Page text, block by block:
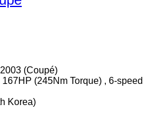
(Coupé)
(245Nm Torque) , 6-speed
Korea)